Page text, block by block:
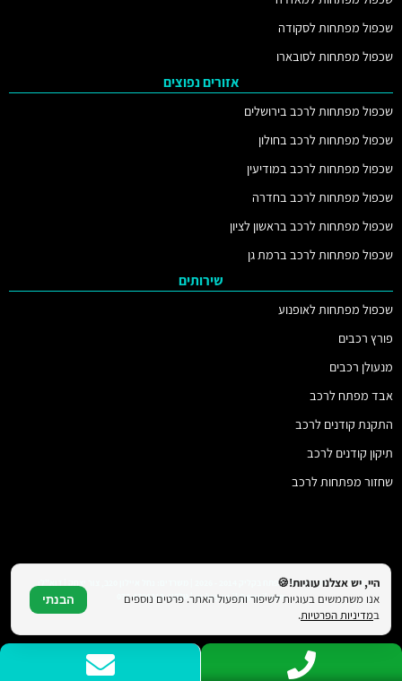
שכפול מפתחות לסקודה
שכפול מפתחות לסובארו
אזורים נפוצים
שכפול מפתחות לרכב בירושלים
שכפול מפתחות לרכב בחולון
שכפול מפתחות לרכב במודיעין
שכפול מפתחות לרכב בחדרה
שכפול מפתחות לרכב בראשון לציון
שכפול מפתחות לרכב ברמת גן
שירותים
שכפול מפתחות לאופנוע
פורץ רכבים
מנעולן רכבים
אבד מפתח לרכב
התקנת קודנים לרכב
תיקון קודנים לרכב
שחזור מפתחות לרכב
vs.key.co.il@gmail.com | טלפון: 077-4706319
היי, יש אצלנו עוגיות!🍪
אנו משתמשים בעוגיות לשיפור ותפעול האתר. פרטים נוספים
במדיניות הפרטיות.
הבנתי